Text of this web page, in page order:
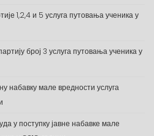
1,2,4 и 5 услуга путовања ученика у
број 3 услуга путовања ученика у
набавку мале вредности услуга
у поступку јавне набавке мале